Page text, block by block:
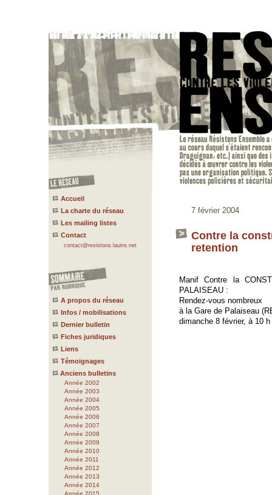
Accueil
La charte du réseau
Les mailing listes
Contact
contact@resistons.lautre.net
A propos du réseau
Infos / mobilisations
Dernier bulletin
Fiches juridiques
Liens
Témoignages
Anciens bulletins
Année 2002
Année 2003
Année 2004
Année 2005
Année 2006
Année 2007
Année 2008
Année 2009
Année 2010
Année 2011
Année 2012
Année 2013
Année 2014
Année 2015
7 février 2004
Contre la
retention
Manif Contre la
PALAISEAU :
Rendez-vous nombreux
à la Gare de Palaiseau
dimanche 8 février, à 10 h